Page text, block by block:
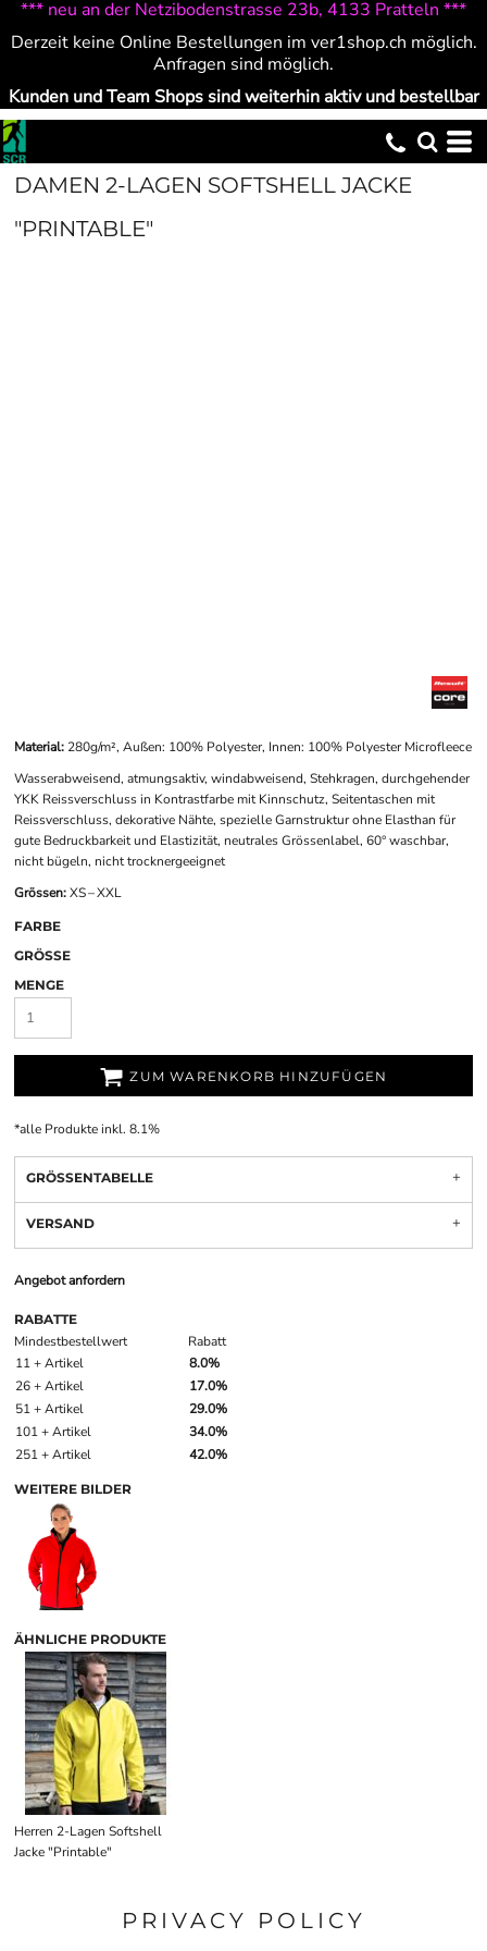
*** neu an der Netzibodenstrasse 23b, 4133 Pratteln ***
Derzeit keine Online Bestellungen im ver1shop.ch möglich.
Anfragen sind möglich.
Kunden und Team Shops sind weiterhin aktiv und bestellbar
DAMEN 2-LAGEN SOFTSHELL JACKE
"PRINTABLE"
Material: 280g/m², Außen: 100% Polyester, Innen: 100% Polyester Microfleece
Wasserabweisend, atmungsaktiv, windabweisend, Stehkragen, durchgehender
YKK Reissverschluss in Kontrastfarbe mit Kinnschutz, Seitentaschen mit
Reissverschluss, dekorative Nähte, spezielle Garnstruktur ohne Elasthan für
gute Bedruckbarkeit und Elastizität, neutrales Grössenlabel, 60° waschbar,
nicht bügeln, nicht trocknergeeignet
Grössen:XS – XXL
FARBE
GRÖSSE
MENGE
ZUM WARENKORB HINZUFÜGEN
*alle Produkte inkl. 8.1%
GRÖSSENTABELLE
VERSAND
Angebot anfordern
RABATTE
Mindestbestellwert
Rabatt
11 + Artikel
8.0%
26 + Artikel
17.0%
51 + Artikel
29.0%
101 + Artikel
34.0%
251 + Artikel
42.0%
WEITERE BILDER
ÄHNLICHE PRODUKTE
Herren 2-Lagen Softshell
Jacke "Printable"
PRIVACY POLICY